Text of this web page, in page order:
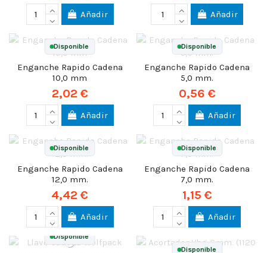
Añadir Añadir
Disponible
Enganche Rapido Cadena
10,0 mm
2,02 €
Añadir
Disponible
Enganche Rapido Cadena
5,0 mm.
0,56 €
Añadir
Disponible
Enganche Rapido Cadena
12,0 mm.
4,42 €
Añadir
Disponible
Enganche Rapido Cadena
7,0 mm.
1,15 €
Añadir
Disponible
Disponible